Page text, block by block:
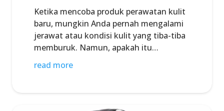
Ketika mencoba produk perawatan kulit
baru, mungkin Anda pernah mengalami
jerawat atau kondisi kulit yang tiba-tiba
memburuk. Namun, apakah itu…
read more